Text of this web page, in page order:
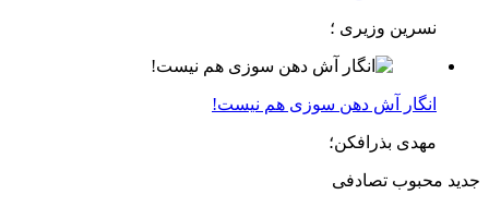
نسرین وزیری ؛
انگار آش دهن سوزی هم نیست!
مهدی بذرافکن؛
جدید محبوب تصادفی